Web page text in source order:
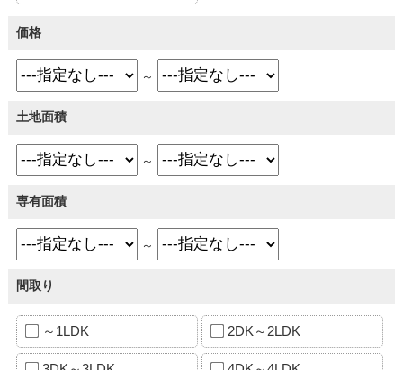
価格
～
土地面積
～
専有面積
～
間取り
～1LDK 2DK～2LDK